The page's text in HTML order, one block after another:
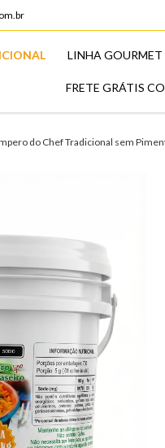
LINHA GOURMET
FRETE GRÁTIS
do Chef Tradicional sem